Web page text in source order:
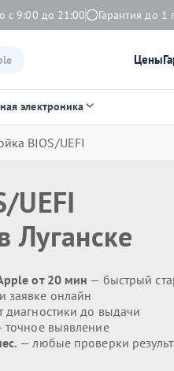
с 9:00 до 21:00 Гарантия до 1
Цены
электроника
BIOS/UEFI
UEFI
Луганске
от 20 мин — быстрый
заявке онлайн
диагностики до выдачи
точное выявление
— любые проверки